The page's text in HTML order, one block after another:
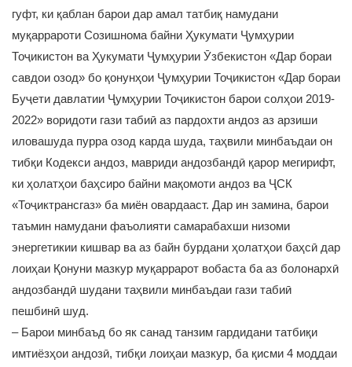
гуфт, ки қаблан барои дар амал татбиқ намудани
муқаррароти Созишнома байни Ҳукумати Ҷумҳурии
Тоҷикистон ва Ҳукумати Ҷумҳурии Ӯзбекистон «Дар бораи
савдои озод» бо қонунҳои Ҷумҳурии Тоҷикистон «Дар бораи
Буҷети давлатии Ҷумҳурии Тоҷикистон барои солҳои 2019-
2022» воридоти гази табиӣ аз пардохти андоз аз арзиши
иловашуда пурра озод карда шуда, таҳвили минбаъдаи он
тибқи Кодекси андоз, мавриди андозбандӣ қарор мегирифт,
ки ҳолатҳои баҳсиро байни мақомоти андоз ва ҶСК
«Тоҷиктрансгаз» ба миён овардааст. Дар ин замина, барои
таъмин намудани фаъолияти самарабахши низоми
энергетикии кишвар ва аз байн бурдани ҳолатҳои баҳсӣ дар
лоиҳаи Қонуни мазкур муқаррарот вобаста ба аз болонархӣ
андозбандӣ шудани таҳвили минбаъдаи гази табиӣ
пешбинӣ шуд.
– Барои минбаъд бо як санад танзим гардидани татбиқи
имтиёзҳои андозӣ, тибқи лоиҳаи мазкур, ба қисми 4 моддаи